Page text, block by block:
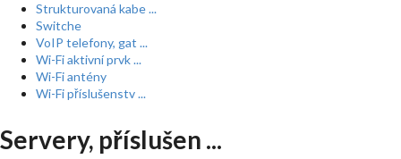
Strukturovaná kabe ...
Switche
VoIP telefony, gat ...
Wi-Fi aktivní prvk ...
Wi-Fi antény
Wi-Fi příslušenstv ...
Servery, příslušen ...